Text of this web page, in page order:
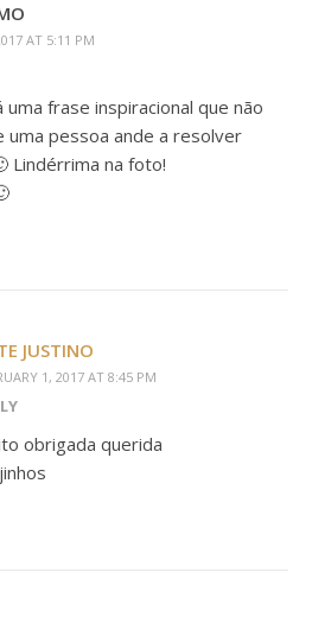
AT 5:11 PM
uma frase inspiracional que não
uma pessoa ande a resolver
Lindérrima na foto!
JUSTINO
1, 2017 AT 8:45 PM
obrigada querida